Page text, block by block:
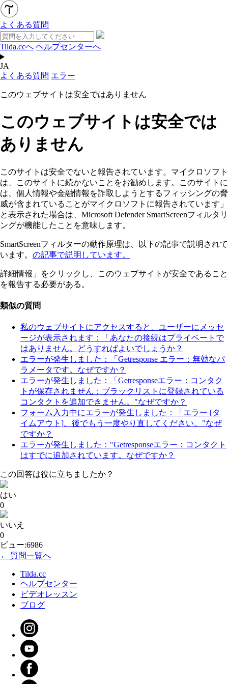
よくある質問
Tilda.ccへ ヘルプセンターへ
JA
よくある質問 エラー
このウェブサイトは安全ではありません
このウェブサイトは安全では
ありません
このサイトは安全でないと報告されています。マイクロソフト
は、このサイトに続かないことをお勧めします。このサイトに
は、個人情報や金融情報を詐取しようとするフィッシングの脅
威が含まれていることがマイクロソフトに報告されています」
と表示された場合は、Microsoft Defender SmartScreenフィルタリ
ングが機能したことを意味します。
SmartScreenフィルターの動作原理は、以下の記事で説明されて
います。 の記事で説明しています。
詳細情報」をクリックし、このウェブサイトが安全であること
を報告する必要がある。
類似の質問
私のウェブサイトにアクセスすると、ユーザーにメッセ
ージが表示されます：「あなたの接続はプライベートで
はありません。どうすればよいでしょうか？
エラーが発生しました：「Getresponse エラー：無効なパ
ラメータです。なぜですか？
エラーが発生しました：「Getresponseエラー：コンタク
トが保存されません：ブラックリストに登録されている
コンタクトを追加できません。"なぜですか？
フォーム入力中にエラーが発生しました：「エラー [タ
イムアウト]。後でもう一度やり直してください。"なぜ
ですか？
エラーが発生しました："Getresponseエラー：コンタクト
はすでに追加されています。なぜですか？
この回答は役に立ちましたか？
はい
0
いいえ
0
ビュー:6986
← 質問一覧へ
Tilda.cc
ヘルプセンター
ビデオレッスン
ブログ